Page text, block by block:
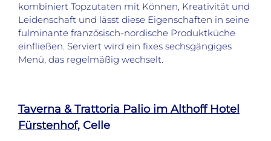
kombiniert Topzutaten mit Können, Kreativität und
Leidenschaft und lässt diese Eigenschaften in seine
fulminante französisch-nordische Produktküche
einfließen. Serviert wird ein fixes sechsgängiges
Menü, das regelmäßig wechselt.
Taverna & Trattoria Palio im Althoff Hotel
Fürstenhof, Celle